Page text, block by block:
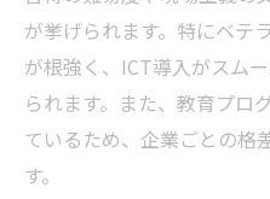
が挙げられます。特にベテ
が根強く、ICT導入がスム
られます。また、教育プロ
ているため、企業ごとの格
す。